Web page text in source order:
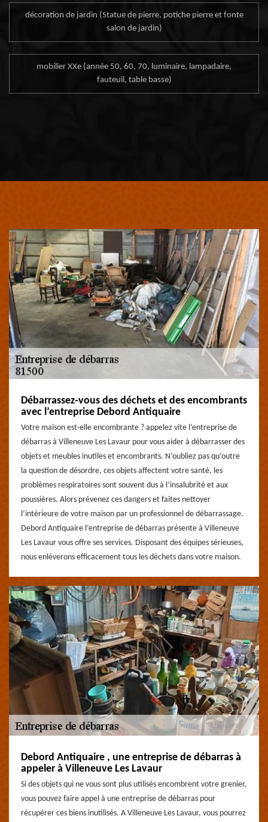
décoration de jardin (Statue de pierre, potiche pierre et fonte
salon de jardin)
mobilier XXe (année 50, 60, 70, luminaire, lampadaire,
fauteuil, table basse)
Débarrassez-vous des déchets et des encombrants
avec l’entreprise Debord Antiquaire
Votre maison est-elle encombrante ? appelez vite l’entreprise de
débarras à Villeneuve Les Lavaur pour vous aider à débarrasser des
objets et meubles inutiles et encombrants. N’oubliez pas qu’outre
la question de désordre, ces objets affectent votre santé, les
problèmes respiratoires sont souvent dus à l’insalubrité et aux
poussières. Alors prévenez ces dangers et faites nettoyer
l’intérieure de votre maison par un professionnel de débarrassage.
Debord Antiquaire l’entreprise de débarras présente à Villeneuve
Les Lavaur vous offre ses services. Disposant des équipes sérieuses,
nous enlèverons efficacement tous les déchets dans votre maison.
Debord Antiquaire , une entreprise de débarras à
appeler à Villeneuve Les Lavaur
Si des objets qui ne vous sont plus utilisés encombrent votre grenier,
vous pouvez faire appel à une entreprise de débarras pour
récupérer ces biens inutilisés. A Villeneuve Les Lavaur, vous pourrez